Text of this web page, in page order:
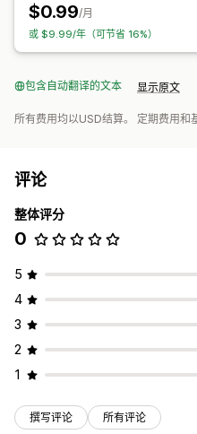
$0.99/月
或 $9.99/年（可节省 16%）
包含自动翻译的文本 显示原文
所有费用均以USD结算。 定期费用和
评论
整体评分
0
5
4
3
2
1
撰写评论 所有评论